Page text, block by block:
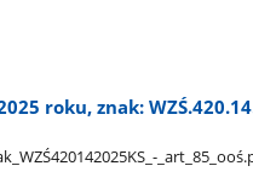
roku, znak: